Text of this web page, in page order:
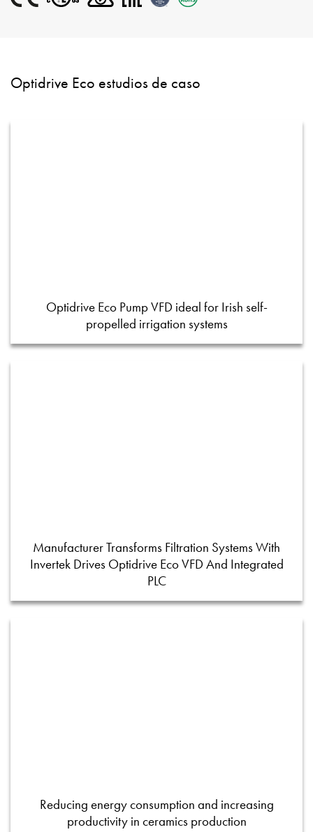
Optidrive Eco estudios de caso
Optidrive Eco Pump VFD ideal for Irish self-
propelled irrigation systems
Manufacturer Transforms Filtration Systems With
Invertek Drives Optidrive Eco VFD And Integrated
PLC
Reducing energy consumption and increasing
productivity in ceramics production